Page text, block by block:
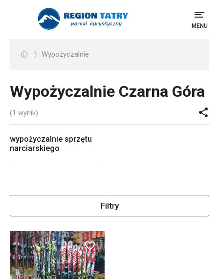
MENU
Wypożyczalnie
Wypożyczalnie Czarna Góra
(1 wynik)
wypożyczalnie sprzętu
narciarskiego
Filtry